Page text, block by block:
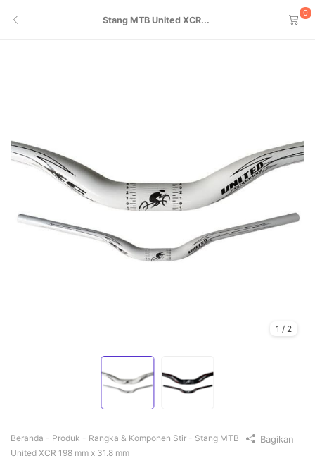
Stang MTB United XCR...
0
1 / 2
Beranda - Produk - Rangka & Komponen Stir - Stang MTB
United XCR 198 mm x 31.8 mm
Bagikan